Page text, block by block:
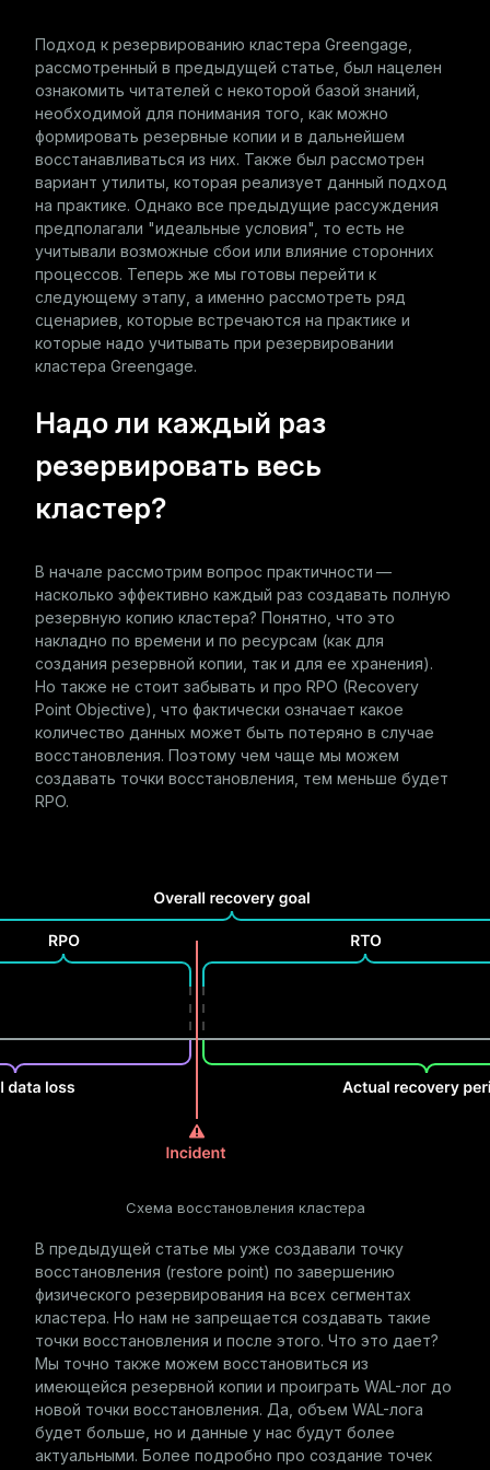
Удаление резервных копий
Изменение топологии кластера
Итоги
Подход к резервированию кластера Greengage,
рассмотренный в предыдущей статье , был нацелен
ознакомить читателей с некоторой базой знаний,
необходимой для понимания того, как можно
формировать резервные копии и в дальнейшем
восстанавливаться из них. Также был рассмотрен
вариант утилиты, которая реализует данный подход
на практике. Однако все предыдущие рассуждения
предполагали "идеальные условия", то есть не
учитывали возможные сбои или влияние сторонних
процессов. Теперь же мы готовы перейти к
следующему этапу, а именно рассмотреть ряд
сценариев, которые встречаются на практике и
которые надо учитывать при резервировании
кластера Greengage.
Надо ли каждый раз
резервировать весь
кластер?
В начале рассмотрим вопрос практичности —
насколько эффективно каждый раз создавать полную
резервную копию кластера? Понятно, что это
накладно по времени и по ресурсам (как для
создания резервной копии, так и для ее хранения).
Но также не стоит забывать и про RPO (Recovery
Point Objective), что фактически означает какое
количество данных может быть потеряно в случае
восстановления. Поэтому чем чаще мы можем
создавать точки восстановления, тем меньше будет
RPO.
Схема восстановления кластера
В предыдущей статье мы уже создавали точку
восстановления (restore point) по завершению
физического резервирования на всех сегментах
кластера. Но нам не запрещается создавать такие
точки восстановления и после этого. Что это дает?
Мы точно также можем восстановиться из
имеющейся резервной копии и проиграть WAL-лог до
новой точки восстановления. Да, объем WAL-лога
будет больше, но и данные у нас будут более
актуальными. Более подробно про создание точек